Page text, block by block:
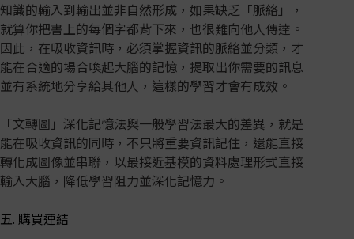
知識的輸入到輸出並非自然形成，如果缺乏「脈絡」，
就算你把書上的每個字都背下來，也很難向他人傳達。
因此，在吸收資訊時，必須掌握資訊的脈絡並分類，才
能在合適的場合喚起大腦的記憶，提取出你需要的訊息
並有系統地分享給其他人，這樣的學習才會有成效。
「文轉圖」深化記憶法與一般學習法最大的差異，就是
能在吸收資訊的同時，不只將重要資訊記住，還能直接
轉化成圖像並串聯，以最接近基模的資料處理形式直接
輸入大腦，降低學習阻力並深化記憶力。
五. 購買連結